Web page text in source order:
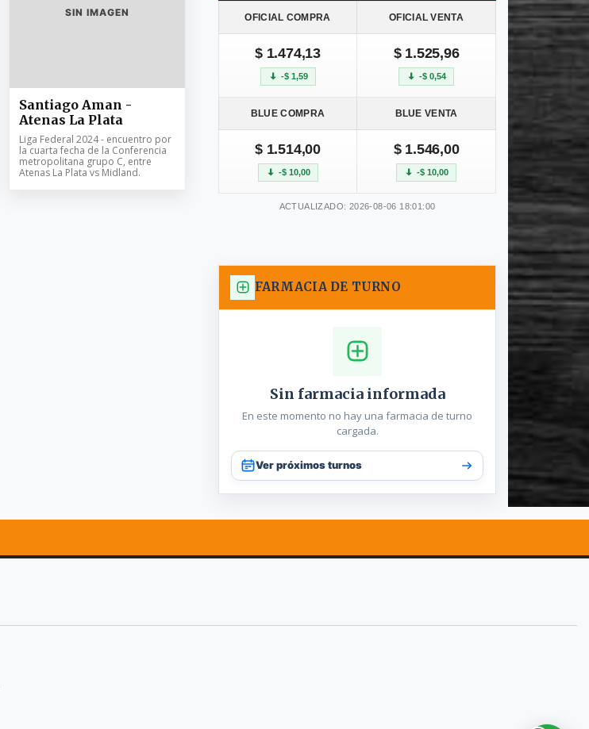
SIN IMAGEN
Santiago Aman -
Atenas La Plata
Liga Federal 2024 - encuentro por
la cuarta fecha de la Conferencia
metropolitana grupo C, entre
Atenas La Plata vs Midland.
OFICIAL COMPRA OFICIAL VENTA
$ 1.474,13
-$ 1,59
$ 1.525,96
-$ 0,54
BLUE COMPRA BLUE VENTA
$ 1.514,00
-$ 10,00
$ 1.546,00
-$ 10,00
ACTUALIZADO: 2026-08-06 18:01:00
FARMACIA DE TURNO
Sin farmacia informada
En este momento no hay una farmacia de turno
cargada.
Ver próximos turnos